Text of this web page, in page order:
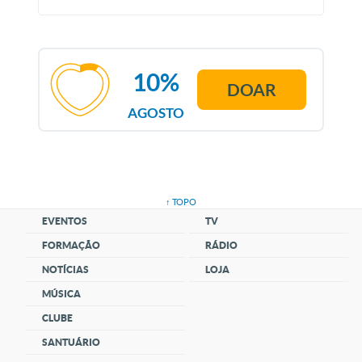
AGOSTO
10% DOAR
↑ TOPO
EVENTOS
FORMAÇÃO
NOTÍCIAS
MÚSICA
CLUBE
SANTUÁRIO
TV
RÁDIO
LOJA